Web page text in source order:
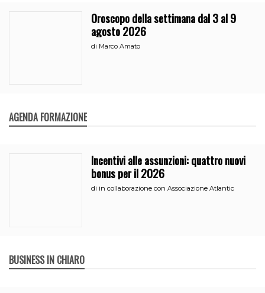
Oroscopo della settimana dal 3 al 9
agosto 2026
di Marco Amato
AGENDA FORMAZIONE
Incentivi alle assunzioni: quattro nuovi
bonus per il 2026
di in collaborazione con Associazione Atlantic
BUSINESS IN CHIARO